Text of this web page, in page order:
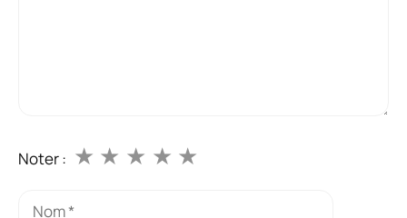
Noter : ★
★
★
★
★
Nom